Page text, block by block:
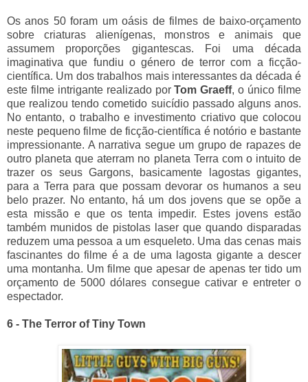
Os anos 50 foram um oásis de filmes de baixo-orçamento
sobre criaturas alienígenas, monstros e animais que
assumem proporções gigantescas. Foi uma década
imaginativa que fundiu o género de terror com a ficção-
científica. Um dos trabalhos mais interessantes da década é
este filme intrigante realizado porTom Graeff, o único filme
que realizou tendo cometido suicídio passado alguns anos.
No entanto, o trabalho e investimento criativo que colocou
neste pequeno filme de ficção-científica é notório e bastante
impressionante. A narrativa segue um grupo de rapazes de
outro planeta que aterram no planeta Terra com o intuito de
trazer os seus Gargons, basicamente lagostas gigantes,
para a Terra para que possam devorar os humanos a seu
belo prazer. No entanto, há um dos jovens que se opõe a
esta missão e que os tenta impedir. Estes jovens estão
também munidos de pistolas laser que quando disparadas
reduzem uma pessoa a um esqueleto. Uma das cenas mais
fascinantes do filme é a de uma lagosta gigante a descer
uma montanha. Um filme que apesar de apenas ter tido um
orçamento de 5000 dólares consegue cativar e entreter o
espectador.
6 - The Terror of Tiny Town